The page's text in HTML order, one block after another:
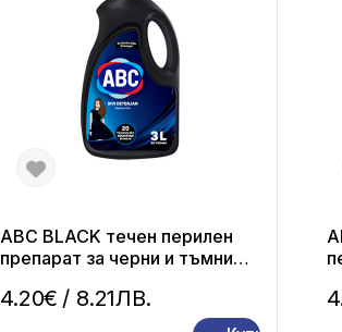
4.20€ / 8.21ЛВ.
ABC BLACK течен перилен
препарат за черни и тъмни